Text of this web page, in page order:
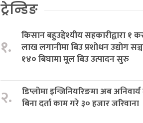
ट्रेन्डिङ
१.
किसान बहुउद्देश्यीय सहकारीद्वारा १
लाख लगानीमा बिउ प्रशोधन उद्योग
१४० बिघामा मूल बिउ उत्पादन सुरु
२.
डिप्लोमा इन्जिनियरिङमा अब
बिना दर्ता काम गरे ३० हजार जरिवाना